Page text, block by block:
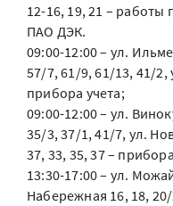
12-16, 19, 21 – работы
ПАО ДЭК.
09:00-12:00 – ул.
57/7, 61/9, 61/13, 41/2,
прибора учета;
09:00-12:00 – ул.
35/3, 37/1, 41/7, ул.
37, 33, 35, 37 –
13:30-17:00 – ул.
Набережная 16, 18,